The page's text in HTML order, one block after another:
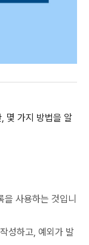
몇 가지 방법을 알
을 사용하는 것입니
성하고, 예외가 발